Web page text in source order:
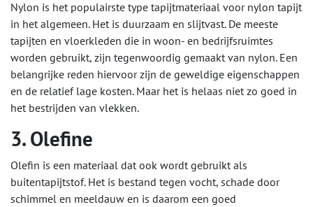
Nylon is het populairste type tapijtmateriaal voor nylon tapijt
in het algemeen. Het is duurzaam en slijtvast. De meeste
tapijten en vloerkleden die in woon- en bedrijfsruimtes
worden gebruikt, zijn tegenwoordig gemaakt van nylon. Een
belangrijke reden hiervoor zijn de geweldige eigenschappen
en de relatief lage kosten. Maar het is helaas niet zo goed in
het bestrijden van vlekken.
3. Olefine
Olefin is een materiaal dat ook wordt gebruikt als
buitentapijtstof. Het is bestand tegen vocht, schade door
schimmel en meeldauw en is daarom een goed